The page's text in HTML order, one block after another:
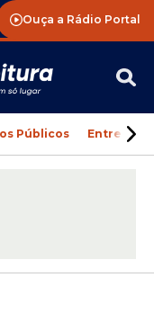
Ouça a Rádio Portal
Públicos